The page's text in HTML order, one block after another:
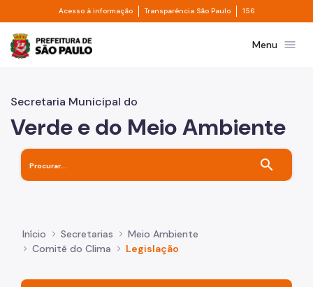
Pular para o Conteúdo principal
Acesso à informação Divisor de acesso à informação
Transparência São Paulo Divisor de
156
Prefeitura de São PauloMenu menu
Secretaria Municipal do
Verde e do Meio Ambiente
search
Início Secretarias
Meio Ambiente
Comitê do Clima
Legislação